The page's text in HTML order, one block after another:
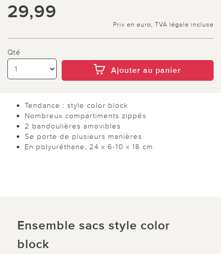
29,99
Prix en euro, TVA légale incluse
Qté
Ajouter au panier
Tendance : style color block
Nombreux compartiments zippés
2 bandoulières amovibles
Se porte de plusieurs manières
En polyuréthane, 24 x 6-10 x 18 cm.
Ensemble sacs style color
block